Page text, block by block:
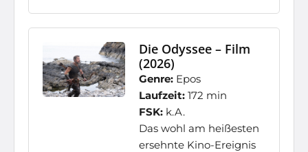
Die Odyssee – Film
(2026)
Genre: Epos
Laufzeit: 172 min
FSK: k.A.
Das wohl am heißesten
ersehnte Kino-Ereignis